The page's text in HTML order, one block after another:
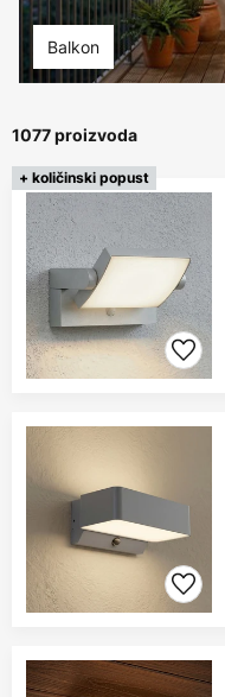
Balkon
1077 proizvoda
+ količinski popust